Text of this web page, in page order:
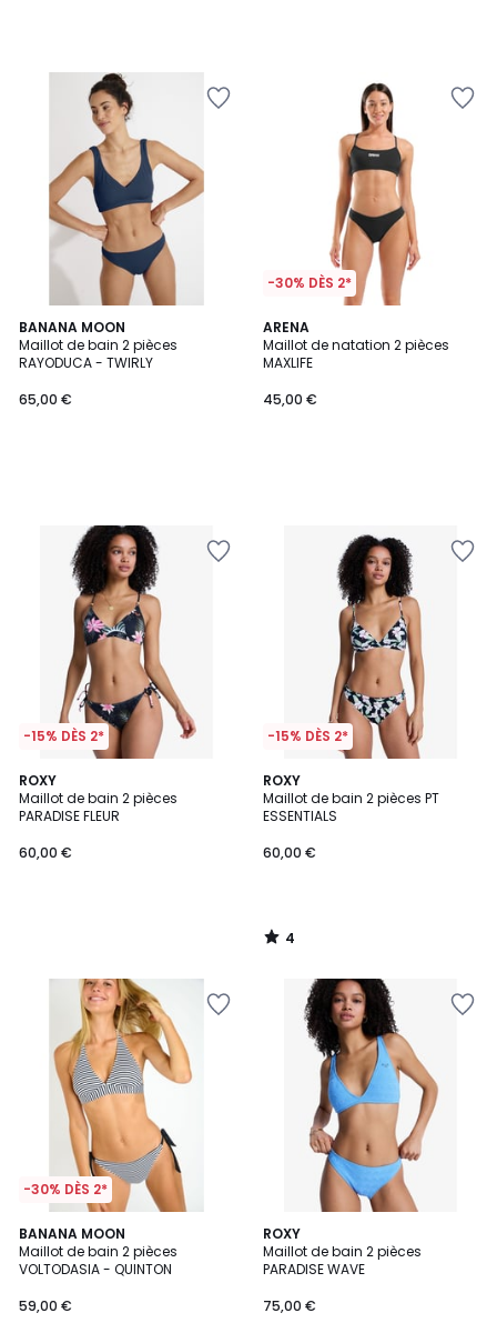
BANANA MOON
Maillot de bain 2 pièces
RAYODUCA - TWIRLY
65,00 €
-30% DÈS 2*
ARENA
Maillot de natation 2 pièces
MAXLIFE
45,00 €
-15% DÈS 2*
ROXY
Maillot de bain 2 pièces
PARADISE FLEUR
60,00 €
-15% DÈS 2*
ROXY
Maillot de bain 2 pièces PT
ESSENTIALS
60,00 €
4
/
5
4
/
-30% DÈS 2*
BANANA MOON
Maillot de bain 2 pièces
VOLTODASIA - QUINTON
59,00 €
5
/
5
ROXY
Maillot de bain 2 pièces
PARADISE WAVE
75,00 €